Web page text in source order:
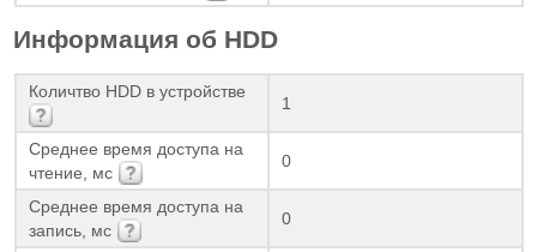
Информация об HDD
Количтво HDD в устройстве
1
Среднее время доступа на
чтение, мс
0
Среднее время доступа на
запись, мс
0